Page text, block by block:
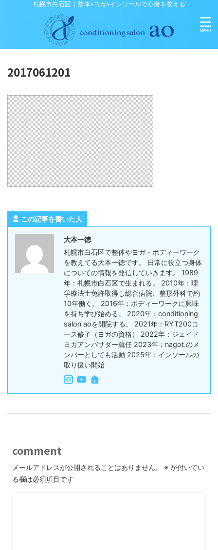
札幌市白石区｜整体•ヨガ•インソールで心身を整える
2017061201
この記事を書いた人
大本一徳
札幌市白石区で整体やヨガ・ボディーワーク
を教えてる大本一徳です。 日常に役立つ身体
についての情報を発信していきます。 1989
年：札幌市白石区で生まれる。 2010年：理
学療法士免許取得し総合病院、整形外科で約
10年働く。 2016年：ボディーワークに興味
を持ち学び始める。 2020年：conditioning
salon aoを開院する。 2021年：RYT200コ
ース修了（ヨガの資格） 2022年：ジェイド
ヨガアンバサダー就任 2023年：nagot.のメ
ンバーとしても活動 2025年：インソールの
取り扱い開始
comment
メールアドレスが公開されることはありません。 ※ が付いてい
る欄は必須項目です